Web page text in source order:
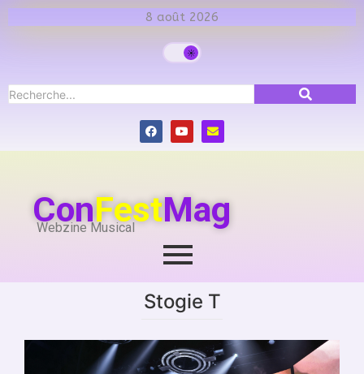
8 août 2026
ConFestMag
Webzine Musical
Stogie T